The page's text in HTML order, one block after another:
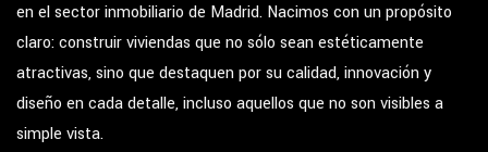
en el sector inmobiliario de Madrid. Nacimos con un propósito
claro: construir viviendas que no sólo sean estéticamente
atractivas, sino que destaquen por su calidad, innovación y
diseño en cada detalle, incluso aquellos que no son visibles a
simple vista.